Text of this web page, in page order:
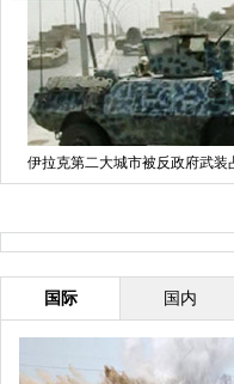
伊拉克第二大城市被反政府武装
领
国际 国内